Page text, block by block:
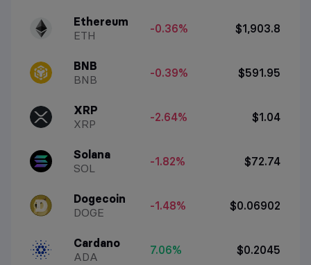
Ethereum
ETH
-0.36% $1,903.8
BNB
BNB
-0.39% $591.95
XRP
XRP
-2.64% $1.04
Solana
SOL
-1.82% $72.74
Dogecoin
DOGE
-1.48% $0.06902
Cardano
ADA
7.06% $0.2045